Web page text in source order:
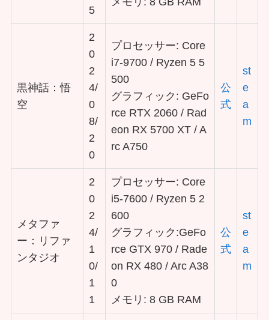
5
黒神話：悟
空
2
0
2
4/
0
8/
2
0
プロセッサー: Core
i7-9700 / Ryzen 5 5
500
グラフィック: GeFo
rce RTX 2060 / Rad
eon RX 5700 XT / A
rc A750
公
式
st
e
a
m
メタファ
ー：リファ
ンタジオ
2
0
2
4/
1
0/
1
1
プロセッサー: Core
i5-7600 / Ryzen 5 2
600
グラフィック:GeFo
rce GTX 970 / Rade
on RX 480 / Arc A38
0
メモリ: 8 GB RAM
公
式
st
e
a
m